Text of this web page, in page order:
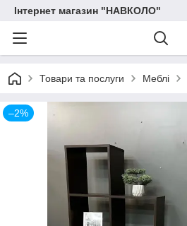
Інтернет магазин "НАВКОЛО"
Товари та послуги Меблі
–2%